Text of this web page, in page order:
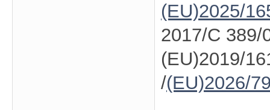
(EU)2025/
2017/C
(EU)2019/
/(EU)2026/